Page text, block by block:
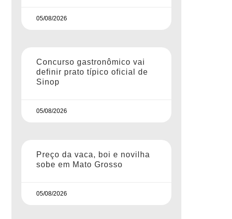
05/08/2026
Concurso gastronômico vai
definir prato típico oficial de
Sinop
05/08/2026
Preço da vaca, boi e novilha
sobe em Mato Grosso
05/08/2026